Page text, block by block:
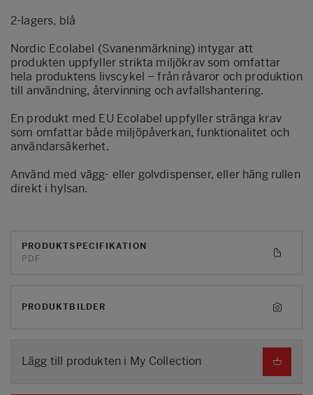
2-lagers, blå
Nordic Ecolabel (Svanenmärkning) intygar att
produkten uppfyller strikta miljökrav som omfattar
hela produktens livscykel – från råvaror och produktion
till användning, återvinning och avfallshantering.
En produkt med EU Ecolabel uppfyller stränga krav
som omfattar både miljöpåverkan, funktionalitet och
användarsäkerhet.
Använd med vägg- eller golvdispenser, eller häng rullen
direkt i hylsan.
PRODUKTSPECIFIKATION
PDF
PRODUKTBILDER
Lägg till produkten i My Collection